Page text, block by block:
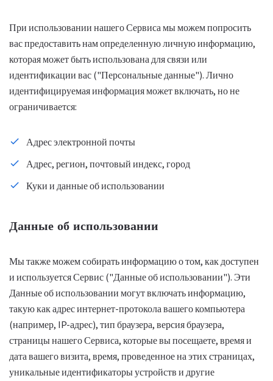
При использовании нашего Сервиса мы можем попросить
вас предоставить нам определенную личную информацию,
которая может быть использована для связи или
идентификации вас ("Персональные данные"). Лично
идентифицируемая информация может включать, но не
ограничивается:
Адрес электронной почты
Адрес, регион, почтовый индекс, город
Куки и данные об использовании
Данные об использовании
Мы также можем собирать информацию о том, как доступен
и используется Сервис ("Данные об использовании"). Эти
Данные об использовании могут включать информацию,
такую как адрес интернет-протокола вашего компьютера
(например, IP-адрес), тип браузера, версия браузера,
страницы нашего Сервиса, которые вы посещаете, время и
дата вашего визита, время, проведенное на этих страницах,
уникальные идентификаторы устройств и другие